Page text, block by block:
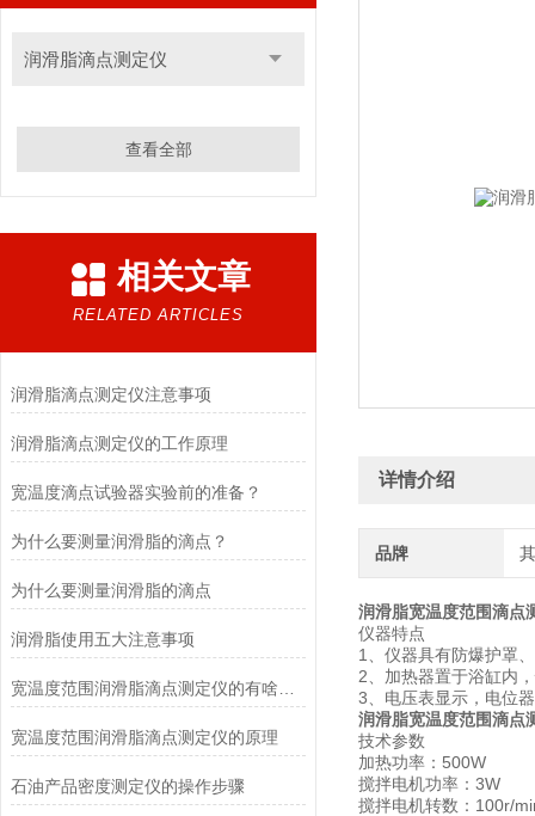
润滑脂滴点测定仪
查看全部
相关文章
RELATED ARTICLES
润滑脂滴点测定仪注意事项
润滑脂滴点测定仪的工作原理
宽温度滴点试验器实验前的准备？
为什么要测量润滑脂的滴点？
为什么要测量润滑脂的滴点
润滑脂使用五大注意事项
宽温度范围润滑脂滴点测定仪的原理
石油产品密度测定仪的操作步骤
详情介绍
品牌
润滑脂宽温度范围滴点
仪器特点
1、仪器具有防爆护罩
2、加热器置于浴缸内
3、电压表显示，电位
润滑脂宽温度范围滴点
技术参数
加热功率：500W
搅拌电机功率：3W
搅拌电机转数：100r/